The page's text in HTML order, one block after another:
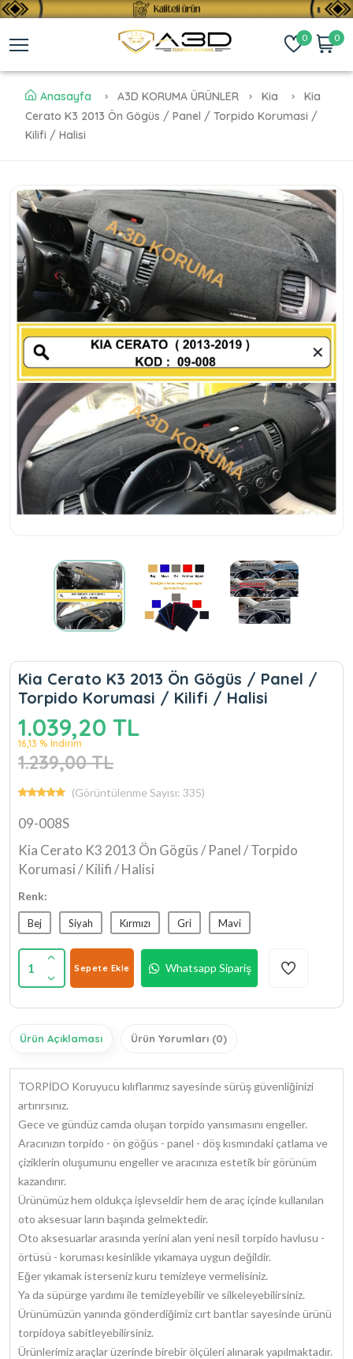
0 0
Anasayfa A3D KORUMA ÜRÜNLER Kia
Kia
Cerato K3 2013 Ön Gögüs / Panel / Torpido Korumasi /
Kilifi / Halisi
Kia Cerato K3 2013 Ön Gögüs / Panel /
Torpido Korumasi / Kilifi / Halisi
1.039,20 TL
16,13 % İndirim
1.239,00 TL
(Görüntülenme Sayısı: 335)
09-008S
Kia Cerato K3 2013 Ön Gögüs / Panel / Torpido
Korumasi / Kilifi / Halisi
Renk:
Bej Siyah Kırmızı Gri Mavi
1 Sepete Ekle Whatsapp Sipariş
Ürün Açıklaması Ürün Yorumları (0)
TORPİDO Koruyucu kılıflarımız sayesinde sürüş güvenliğinizi
artırırsınız.
Gece ve gündüz camda oluşan torpido yansımasını engeller.
Aracınızın torpido - ön göğüs - panel - döş kısmındaki çatlama ve
çiziklerin oluşumunu engeller ve aracınıza estetik bir görünüm
kazandırır.
Ürünümüz hem oldukça işlevseldir hem de araç içinde kullanılan
oto aksesuar ların başında gelmektedir.
Oto aksesuarlar arasında yerini alan yeni nesil torpido havlusu -
örtüsü - koruması kesinlikle yıkamaya uygun değildir.
Eğer yıkamak isterseniz kuru temizleye vermelisiniz.
Ya da süpürge yardımı ile temizleyebilir ve silkeleyebilirsiniz.
Ürünümüzün yanında gönderdiğimiz cırt bantlar sayesinde ürünü
torpidoya sabitleyebilirsiniz.
Ürünlerimiz araçlar üzerinde birebir ölçüleri alınarak yapılmaktadır.